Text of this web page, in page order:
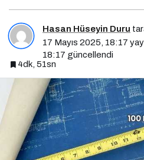
Hasan Hüseyin Duru
17 Mayıs 2025, 18:17
18:17 güncellendi
4dk, 51sn